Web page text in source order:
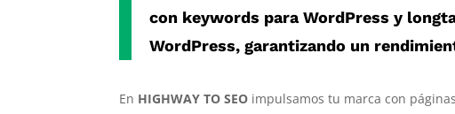
con keywords para WordPress y
WordPress, garantizando un
En HIGHWAY TO SEO impulsamos tu marca con